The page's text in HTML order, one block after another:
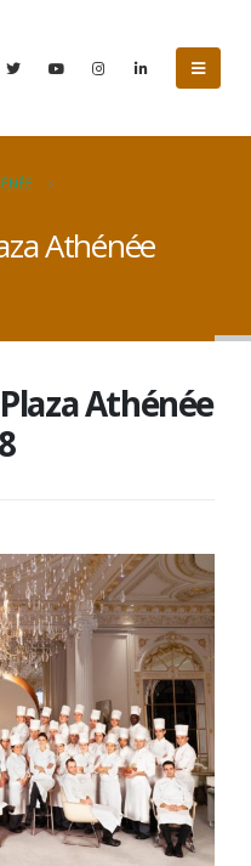
Athénée
Athénée